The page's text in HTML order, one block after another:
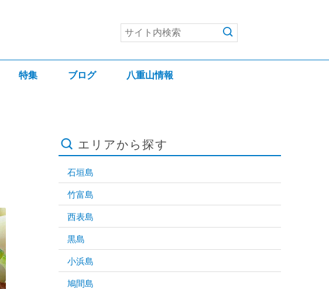
特集 ブログ 八重山情報
エリアから探す
石垣島
竹富島
西表島
黒島
小浜島
鳩間島